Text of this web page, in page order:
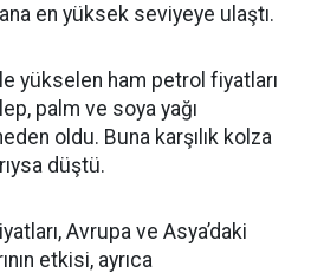
en yüksek seviyeye ulaştı.
yükselen ham petrol fiyatları
palm ve soya yağı
oldu. Buna karşılık kolza
düştü.
Avrupa ve Asya’daki
etkisi, ayrıca